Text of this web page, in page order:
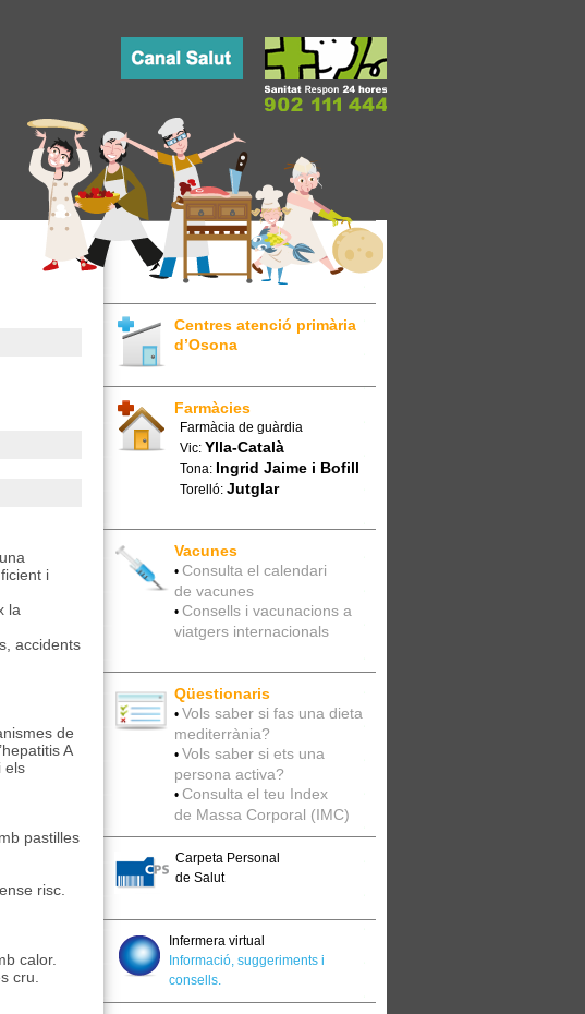
i
la
accidents
de
A
els
pastilles
risc.
calor.
cru.
Centres atenció primària
d’Osona
Farmàcies
Farmàcia de guàrdia
Vic: Ylla-Català
Tona: Ingrid Jaime i Bofill
Torelló: Jutglar
Vacunes
• Consulta el calendari
de vacunes
• Consells i vacunacions a
viatgers internacionals
Qüestionaris
• Vols saber si fas una dieta
mediterrània?
• Vols saber si ets una
persona activa?
• Consulta el teu Index
de Massa Corporal (IMC)
Carpeta Personal
de Salut
Infermera virtual
Informació, suggeriments i
consells.